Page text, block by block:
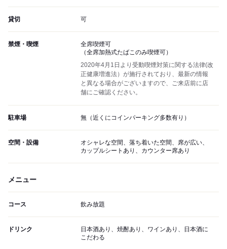
貸切 可
禁煙・喫煙
全席喫煙可
（全席加熱式たばこのみ喫煙可）
2020年4月1日より受動喫煙対策に関する法律(改
正健康増進法）が施行されており、最新の情報
と異なる場合がございますので、ご来店前に店
舗にご確認ください。
駐車場 無（近くにコインパーキング多数有り）
空間・設備
オシャレな空間、落ち着いた空間、席が広い、
カップルシートあり、カウンター席あり
メニュー
コース 飲み放題
ドリンク
日本酒あり、焼酎あり、ワインあり、日本酒に
こだわる